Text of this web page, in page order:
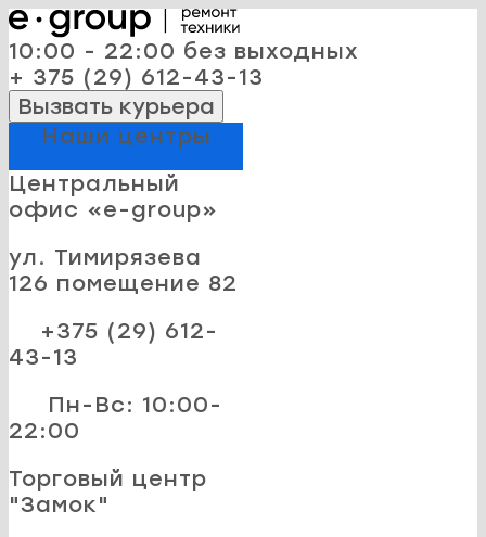
10:00 - 22:00 без выходных
+ 375 (29) 612-43-13
Вызвать курьера
Наши центры
Центральный
офис «e-group»
ул. Тимирязева
126 помещение 82
+375 (29) 612-
43-13
Пн-Вс: 10:00-
22:00
Торговый центр
"Замок"